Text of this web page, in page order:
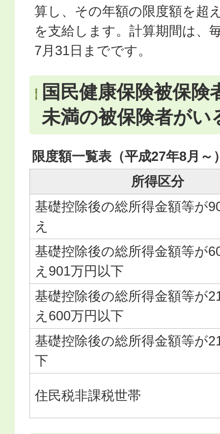
算し、その年額の限度額を超
を支給します。計算期間は、
7月31日までです。
国民健康保険被保険
未満の被保険者がい
限度額一覧表（平成27年8月～
所得区分
基礎控除後の総所得金額等が
え
基礎控除後の総所得金額等が
え901万円以下
基礎控除後の総所得金額等が
え600万円以下
基礎控除後の総所得金額等が
下
住民税非課税世帯